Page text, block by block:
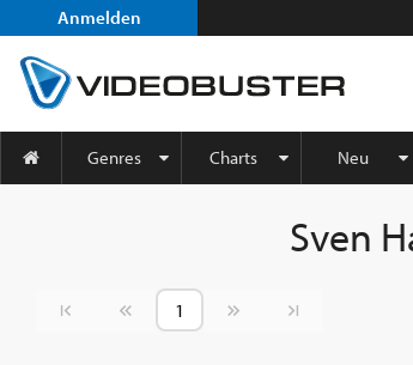
Anmelden
Genres Charts Neu
Sven
Vorherige Seite Nächste Seite